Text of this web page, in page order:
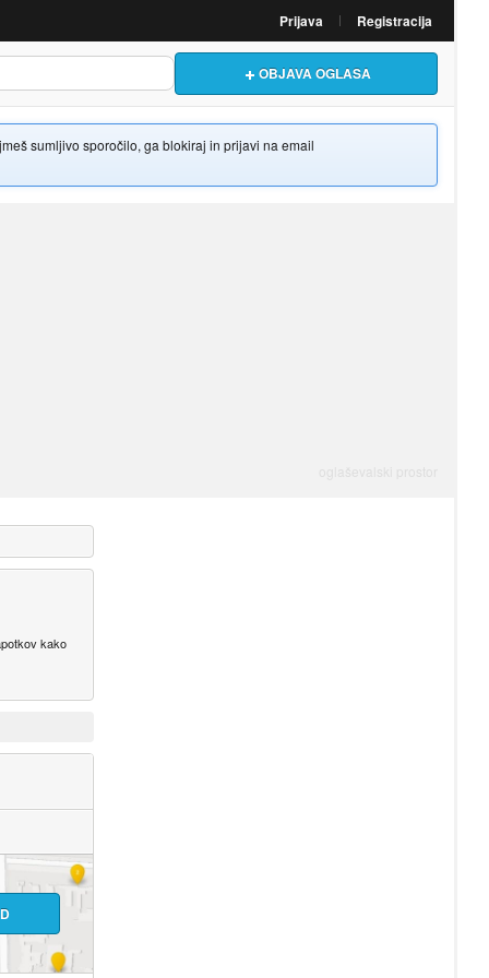
Prijava Registracija
OBJAVA OGLASA
sumljivo sporočilo, ga blokiraj in prijavi na email
kako